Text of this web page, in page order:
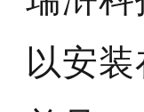
以安